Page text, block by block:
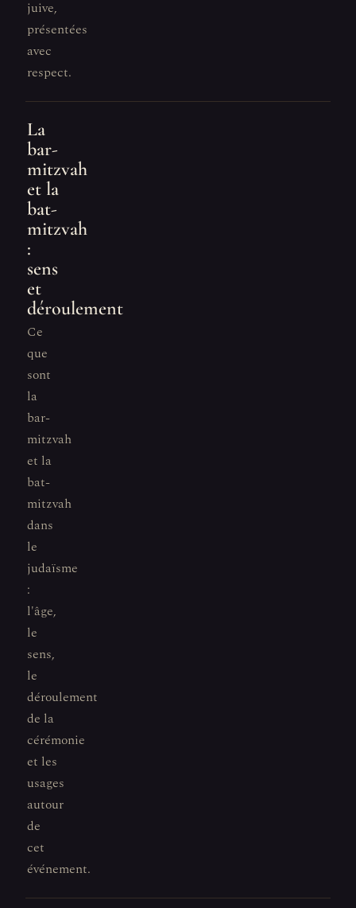
juive,
présentées
avec
respect.
La
bar-
mitzvah
et la
bat-
mitzvah
:
sens
et
déroulement
Ce
que
sont
la
bar-
mitzvah
et la
bat-
mitzvah
dans
le
judaïsme
:
l'âge,
le
sens,
le
déroulement
de la
cérémonie
et les
usages
autour
de
cet
événement.